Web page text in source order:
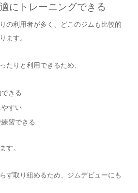
にトレーニングできる
の利用者が多く、どこのジムも比較的
ます。
たりと利用できるため、
きる
やすい
習できる
す。
ず取り組めるため、ジムデビューにも